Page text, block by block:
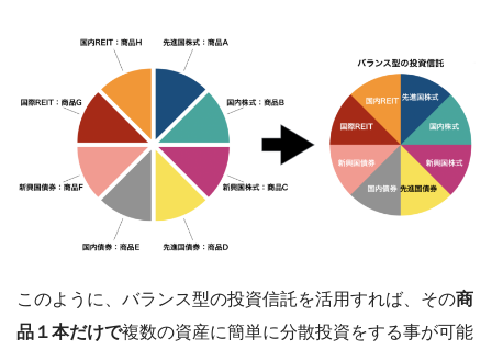
このように、バランス型の投資信託を活用すれば、その商
品１本だけで複数の資産に簡単に分散投資をする事が可能